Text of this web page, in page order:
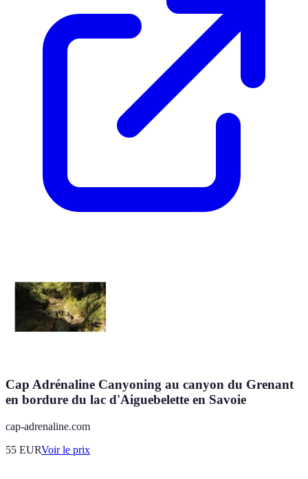
Cap Adrénaline Canyoning au canyon du Grenant
en bordure du lac d'Aiguebelette en Savoie
cap-adrenaline.com
55 EURVoir le prix